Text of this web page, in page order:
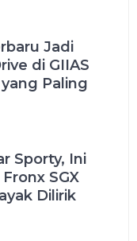
Jadi
di GIIAS
Paling
Sporty, Ini
SGX
Dilirik